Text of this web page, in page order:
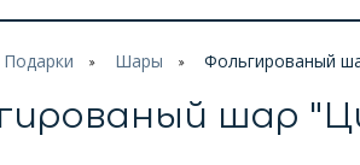
Подарки Шары Фольгированый
шар